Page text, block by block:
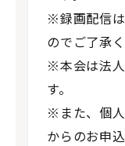
※録画配信
のでご了承く
※本会は法
す。
※また、個人
からのお申